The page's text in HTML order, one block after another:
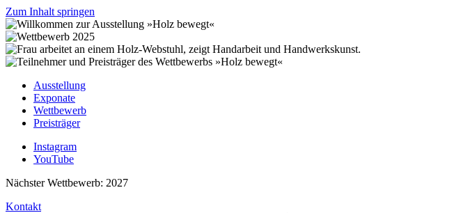
Zum Inhalt springen
Ausstellung
Exponate
Wettbewerb
Preisträger
Instagram
YouTube
Nächster Wettbewerb: 2027
Kontakt